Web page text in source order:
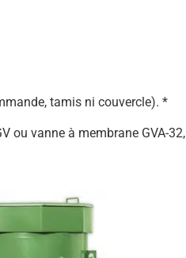
tamis ni couvercle). *
ou vanne à membrane GVA-32,